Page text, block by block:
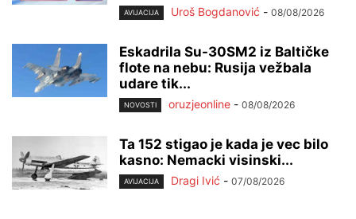
AVIJACIJA Uroš Bogdanović - 08/08/2026
Eskadrila Su-30SM2 iz Baltičke
flote na nebu: Rusija vežbala
udare tik...
NOVOSTI oruzjeonline - 08/08/2026
Ta 152 stigao je kada je vec bilo
kasno: Nemacki visinski...
AVIJACIJA Dragi Ivić - 07/08/2026